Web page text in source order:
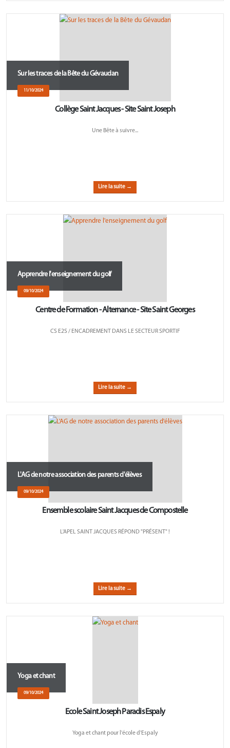
Sur les traces de la Bête du Gévaudan
11/10/2024
Collège Saint Jacques - Site Saint Joseph
Une Bête à suivre...
Lire la suite →
Apprendre l'enseignement du golf
09/10/2024
Centre de Formation - Alternance - Site Saint Georges
CS E2S / ENCADREMENT DANS LE SECTEUR SPORTIF
Lire la suite →
L'AG de notre association des parents d'élèves
09/10/2024
Ensemble scolaire Saint Jacques de Compostelle
L'APEL SAINT JACQUES RÉPOND "PRÉSENT" !
Lire la suite →
Yoga et chant
09/10/2024
Ecole Saint Joseph Paradis Espaly
Yoga et chant pour l'école d'Espaly